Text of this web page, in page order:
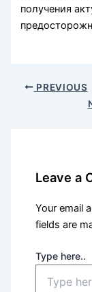
получения
PREVIOUS
Leave a
Your email
fields are
Type here..